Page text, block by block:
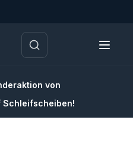
von
Schleifscheiben!